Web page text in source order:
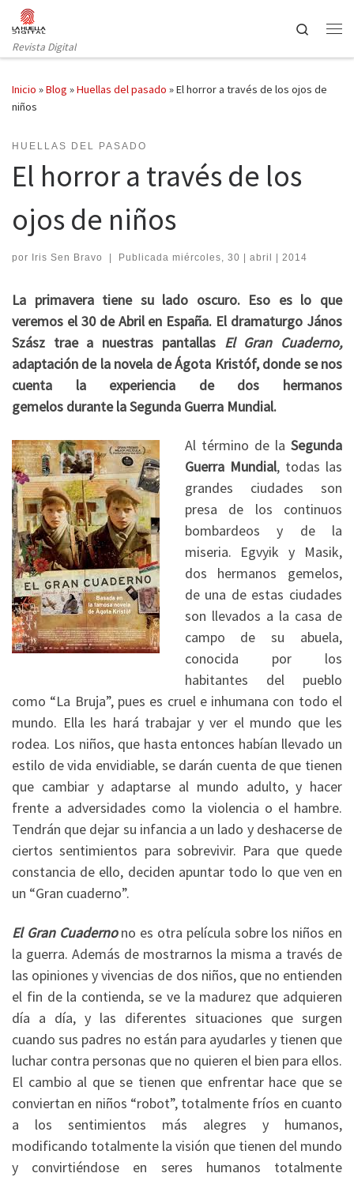
Saltar al contenido
Revista Digital
Search
Inicio »Blog »Huellas del pasado »El horror a través de los ojos de
niños
HUELLAS DEL PASADO
El horror a través de los
ojos de niños
por Iris Sen Bravo | Publicada miércoles, 30 | abril | 2014
La primavera tiene su lado oscuro. Eso es lo que
veremos el 30 de Abril en España. El dramaturgo János
Szász trae a nuestras pantallas El Gran Cuaderno,
adaptación de la novela de Ágota Kristóf, donde se nos
cuenta la experiencia de dos hermanos
gemelos durante la Segunda Guerra Mundial.
Al término de la Segunda
Guerra Mundial, todas las
grandes ciudades son
presa de los continuos
bombardeos y de la
miseria. Egvyik y Masik,
dos hermanos gemelos,
de una de estas ciudades
son llevados a la casa de
campo de su abuela,
conocida por los
habitantes del pueblo
como “La Bruja”, pues es cruel e inhumana con todo el
mundo. Ella les hará trabajar y ver el mundo que les
rodea. Los niños, que hasta entonces habían llevado un
estilo de vida envidiable, se darán cuenta de que tienen
que cambiar y adaptarse al mundo adulto, y hacer
frente a adversidades como la violencia o el hambre.
Tendrán que dejar su infancia a un lado y deshacerse de
ciertos sentimientos para sobrevivir. Para que quede
constancia de ello, deciden apuntar todo lo que ven en
un “Gran cuaderno”.
El Gran Cuadernono es otra película sobre los niños en
la guerra. Además de mostrarnos la misma a través de
las opiniones y vivencias de dos niños, que no entienden
el fin de la contienda, se ve la madurez que adquieren
día a día, y las diferentes situaciones que surgen
cuando sus padres no están para ayudarles y tienen que
luchar contra personas que no quieren el bien para ellos.
El cambio al que se tienen que enfrentar hace que se
conviertan en niños “robot”, totalmente fríos en cuanto
a los sentimientos más alegres y humanos,
modificando totalmente la visión que tienen del mundo
y convirtiéndose en seres humanos totalmente